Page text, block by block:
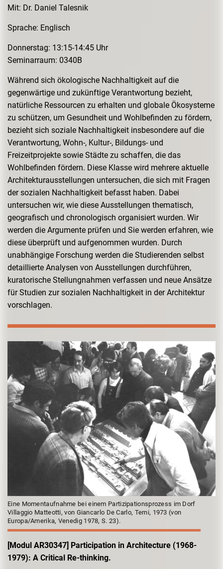
Mit: Dr. Daniel Talesnik
Sprache: Englisch
Donnerstag: 13:15-14:45 Uhr
Seminarraum: 0340B
Während sich ökologische Nachhaltigkeit auf die
gegenwärtige und zukünftige Verantwortung bezieht,
natürliche Ressourcen zu erhalten und globale Ökosysteme
zu schützen, um Gesundheit und Wohlbefinden zu fördern,
bezieht sich soziale Nachhaltigkeit insbesondere auf die
Verantwortung, Wohn-, Kultur-, Bildungs- und
Freizeitprojekte sowie Städte zu schaffen, die das
Wohlbefinden fördern. Diese Klasse wird mehrere aktuelle
Architekturausstellungen untersuchen, die sich mit Fragen
der sozialen Nachhaltigkeit befasst haben. Dabei
untersuchen wir, wie diese Ausstellungen thematisch,
geografisch und chronologisch organisiert wurden. Wir
werden die Argumente prüfen und Sie werden erfahren, wie
diese überprüft und aufgenommen wurden. Durch
unabhängige Forschung werden die Studierenden selbst
detaillierte Analysen von Ausstellungen durchführen,
kuratorische Stellungnahmen verfassen und neue Ansätze
für Studien zur sozialen Nachhaltigkeit in der Architektur
vorschlagen.
Eine Momentaufnahme bei einem Partizipationsprozess im Dorf
Villaggio Matteotti, von Giancarlo De Carlo, Terni, 1973 (von
Europa/Amerika, Venedig 1978, S. 23).
[Modul AR30347] Participation in Architecture (1968-
1979): A Critical Re-thinking.